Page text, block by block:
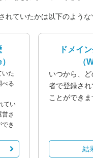
れていたかは以下のような
いた
べる
てい
さ
き
ドメイ
（
いつから、
者で登録さ
ことができま
結